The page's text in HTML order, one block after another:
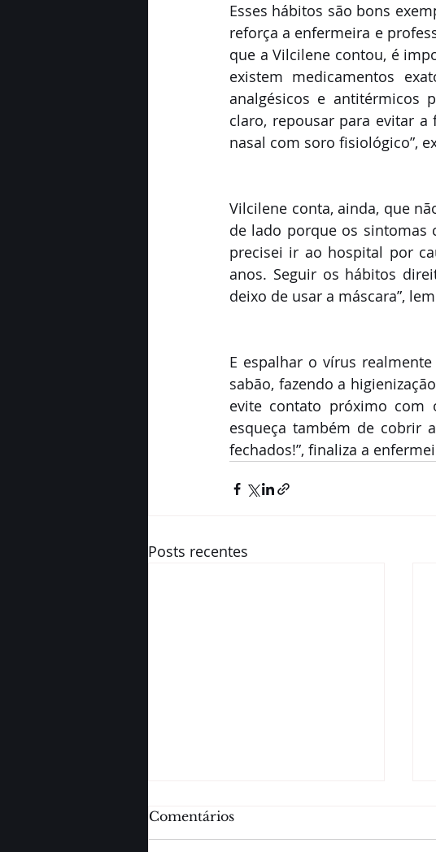
Esses hábitos são bons
reforça a enfermeira e
que a Vilcilene contou, é
existem medicamentos
analgésicos e antitérmicos
claro, repousar para evitar a
nasal com soro fisiológico”,
Vilcilene conta, ainda, que
de lado porque os sintomas
precisei ir ao hospital por
anos. Seguir os hábitos
deixo de usar a máscara”,
E espalhar o vírus
sabão, fazendo a
evite contato próximo com
esqueça também de cobrir
fechados!”, finaliza a
Posts recentes
Comentários